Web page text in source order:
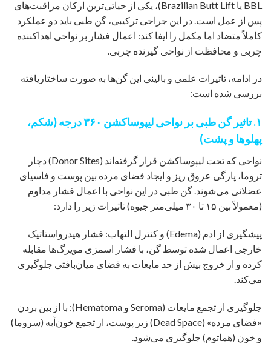
BBL یا Brazilian Butt Lift)، یکی از حیاتی‌ترین ارکان مراقبت‌های
پس از عمل است. در این جراحی ترکیبی، گن طبی باید دو عملکرد
کاملاً متضاد اما مکمل را ایفا کند: اعمال فشار بر نواحی اهداکننده
چربی و محافظت از نواحی گیرنده چربی.
در ادامه، تاثیرات علمی و بالینی این گن‌ها به صورت ساختاریافته
بررسی شده است:
۱. تاثیر گن طبی بر نواحی لیپوساکشن ۳۶۰ درجه (شکم،
پهلوها و پشت)
نواحی که تحت لیپوساکشن قرار گرفته‌اند (Donor Sites) دچار
تروما، پارگی عروق ریز و ایجاد فضای مرده بین پوست و فاسیای
عضلانی می‌شوند. گن طبی در این نواحی با اعمال فشار مداوم
(معمولاً بین ۱۵ تا ۳۰ میلی‌متر جیوه) تاثیرات زیر را دارد:
پیشگیری از ادم (Edema) و کنترل التهاب: فشار هیدرواستاتیک
خارجی اعمال شده توسط گن، با فشار اسمزی مویرگ‌ها مقابله
کرده و از خروج بیش از حد مایعات به فضای میان‌بافتی جلوگیری
می‌کند.
جلوگیری از تجمع مایعات (Seroma و Hematoma): با از بین بردن
«فضای مرده» (Dead Space) زیر پوست، از تجمع خون‌آبه (سروما)
و خون (هماتوم) جلوگیری می‌شود.